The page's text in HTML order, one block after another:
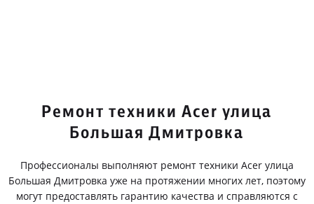
Ремонт техники Acer улица
Большая Дмитровка
Профессионалы выполняют ремонт техники Acer улица
Большая Дмитровка уже на протяжении многих лет, поэтому
могут предоставлять гарантию качества и справляются с